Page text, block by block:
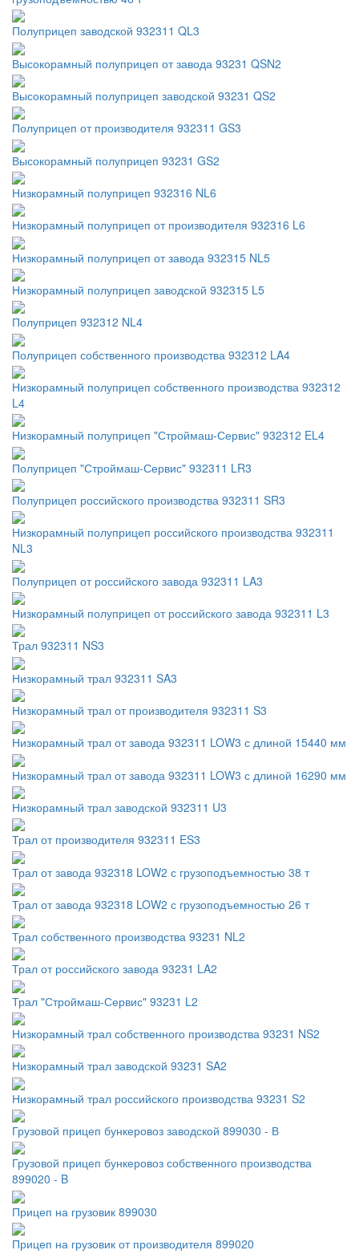
Полуприцеп заводской 932311 QL3
Высокорамный полуприцеп от завода 93231 QSN2
Высокорамный полуприцеп заводской 93231 QS2
Полуприцеп от производителя 932311 GS3
Высокорамный полуприцеп 93231 GS2
Низкорамный полуприцеп 932316 NL6
Низкорамный полуприцеп от производителя 932316 L6
Низкорамный полуприцеп от завода 932315 NL5
Низкорамный полуприцеп заводской 932315 L5
Полуприцеп 932312 NL4
Полуприцеп собственного производства 932312 LA4
Низкорамный полуприцеп собственного производства 932312
L4
Низкорамный полуприцеп "Строймаш-Сервис" 932312 EL4
Полуприцеп "Строймаш-Сервис" 932311 LR3
Полуприцеп российского производства 932311 SR3
Низкорамный полуприцеп российского производства 932311
NL3
Полуприцеп от российского завода 932311 LA3
Низкорамный полуприцеп от российского завода 932311 L3
Трал 932311 NS3
Низкорамный трал 932311 SA3
Низкорамный трал от производителя 932311 S3
Низкорамный трал от завода 932311 LOW3 с длиной 15440 мм
Низкорамный трал от завода 932311 LOW3 с длиной 16290 мм
Низкорамный трал заводской 932311 U3
Трал от производителя 932311 ES3
Трал от завода 932318 LOW2 с грузоподъемностью 38 т
Трал от завода 932318 LOW2 с грузоподъемностью 26 т
Трал собственного производства 93231 NL2
Трал от российского завода 93231 LA2
Трал "Строймаш-Сервис" 93231 L2
Низкорамный трал собственного производства 93231 NS2
Низкорамный трал заводской 93231 SA2
Низкорамный трал российского производства 93231 S2
Грузовой прицеп бункеровоз заводской 899030 - В
Грузовой прицеп бункеровоз собственного производства
899020 - B
Прицеп на грузовик 899030
Прицеп на грузовик от производителя 899020